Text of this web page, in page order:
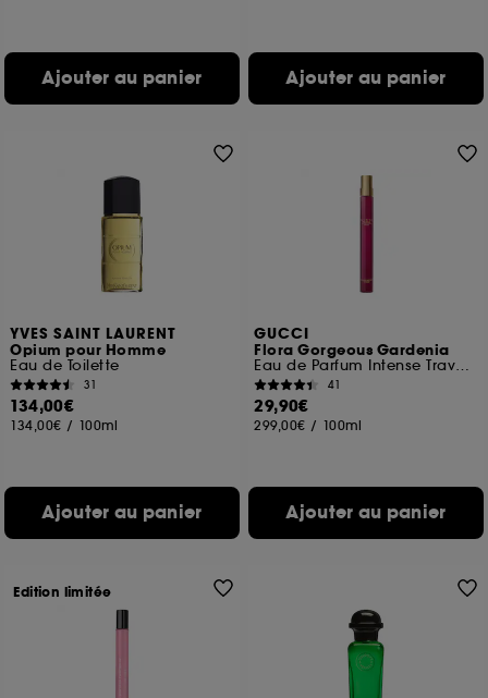
Ajouter au panier Ajouter au panier
YVES SAINT LAURENT
Opium pour Homme
Eau de Toilette
31
134,00€
134,00€ / 100ml
Ajouter au panier
GUCCI
Flora Gorgeous Gardenia
Eau de Parfum Intense Travel size
41
29,90€
299,00€ / 100ml
Ajouter au panier
Edition limitée